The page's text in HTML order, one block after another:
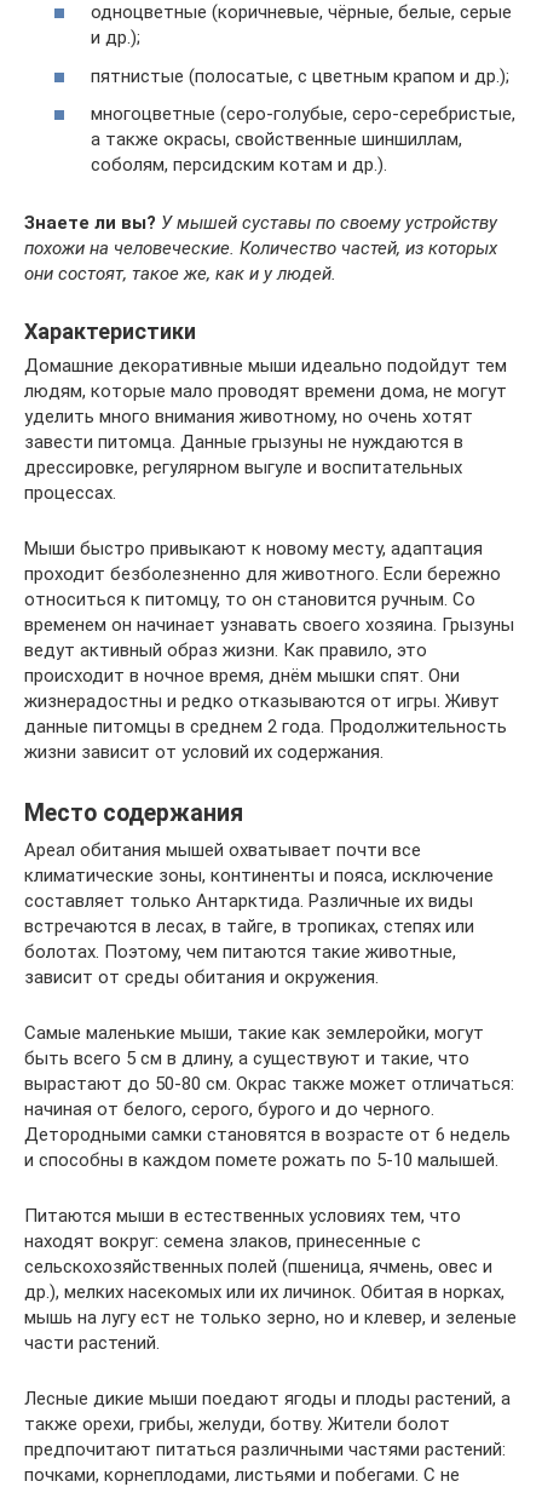
одноцветные (коричневые, чёрные, белые, серые
и др.);
пятнистые (полосатые, с цветным крапом и др.);
многоцветные (серо-голубые, серо-серебристые,
а также окрасы, свойственные шиншиллам,
соболям, персидским котам и др.).
Знаете ли вы? У мышей суставы по своему устройству
похожи на человеческие. Количество частей, из которых
они состоят, такое же, как и у людей.
Характеристики
Домашние декоративные мыши идеально подойдут тем
людям, которые мало проводят времени дома, не могут
уделить много внимания животному, но очень хотят
завести питомца. Данные грызуны не нуждаются в
дрессировке, регулярном выгуле и воспитательных
процессах.
Мыши быстро привыкают к новому месту, адаптация
проходит безболезненно для животного. Если бережно
относиться к питомцу, то он становится ручным. Со
временем он начинает узнавать своего хозяина. Грызуны
ведут активный образ жизни. Как правило, это
происходит в ночное время, днём мышки спят. Они
жизнерадостны и редко отказываются от игры. Живут
данные питомцы в среднем 2 года. Продолжительность
жизни зависит от условий их содержания.
Место содержания
Ареал обитания мышей охватывает почти все
климатические зоны, континенты и пояса, исключение
составляет только Антарктида. Различные их виды
встречаются в лесах, в тайге, в тропиках, степях или
болотах. Поэтому, чем питаются такие животные,
зависит от среды обитания и окружения.
Самые маленькие мыши, такие как землеройки, могут
быть всего 5 см в длину, а существуют и такие, что
вырастают до 50-80 см. Окрас также может отличаться:
начиная от белого, серого, бурого и до черного.
Детородными самки становятся в возрасте от 6 недель
и способны в каждом помете рожать по 5-10 малышей.
Питаются мыши в естественных условиях тем, что
находят вокруг: семена злаков, принесенные с
сельскохозяйственных полей (пшеница, ячмень, овес и
др.), мелких насекомых или их личинок. Обитая в норках,
мышь на лугу ест не только зерно, но и клевер, и зеленые
части растений.
Лесные дикие мыши поедают ягоды и плоды растений, а
также орехи, грибы, желуди, ботву. Жители болот
предпочитают питаться различными частями растений:
почками, корнеплодами, листьями и побегами. С не